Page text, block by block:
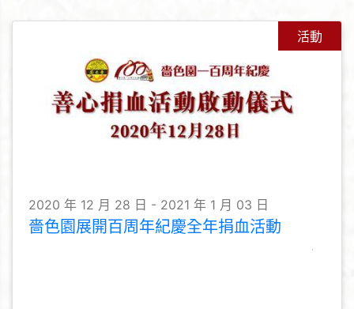
活動
2020 年 12 月 28 日 - 2021 年 1 月 03 日
嗇色園展開百周年紀慶全年捐血活動